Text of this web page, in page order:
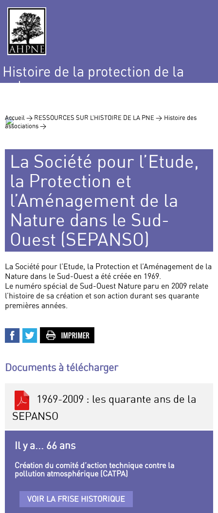
Histoire de la protection de la
nature
Accueil > RESSOURCES SUR L’HISTOIRE DE LA PNE > Histoire des
associations >
La Société pour l’Etude,
la Protection et
l’Aménagement de la
Nature dans le Sud-
Ouest (SEPANSO)
La Société pour l’Etude, la Protection et l’Aménagement de la
Nature dans le Sud-Ouest a été créée en 1969.
Le numéro spécial de Sud-Ouest Nature paru en 2009 relate
l’histoire de sa création et son action durant ses quarante
premières années.
Documents à télécharger
1969-2009 : les quarante ans de la
SEPANSO
Il y a... 66 ans
Création du comité d’action technique contre la
pollution atmosphérique (CATPA)
VOIR LA FRISE HISTORIQUE